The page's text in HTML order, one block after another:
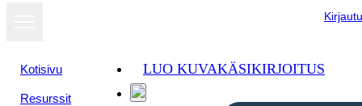
Kotisivu
Resurssit
LUO KUVAKÄSIKIRJOITUS